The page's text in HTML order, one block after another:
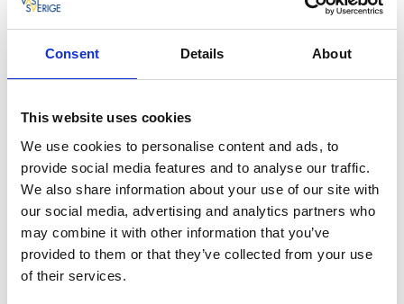
Consent Details About
This website uses cookies
We use cookies to personalise content and ads, to
provide social media features and to analyse our traffic.
We also share information about your use of our site with
our social media, advertising and analytics partners who
may combine it with other information that you’ve
provided to them or that they’ve collected from your use
of their services.
Solen och vinden, nederbörd och dagljus är sådant
man tänker på som vinterpaddlare.Har vi
säkerhetsutrustning, inkl extra allt, så kan det bli hur
bra som helst under några timmar.
Det är tomt och tyst bland öarna, vädret får
bestämma och vi njuter av vad som bjuds. Allt är bra,
vi har tillräckligt med värme till och med i händer och
fötter. Att paddlar nära varandra och göra kloka
vägval är självklarheter.
Sälarna verkar gilla vårt sällskap mer än fåglarna, de
blir överraskade och flyr medan sälarna följer med
oss en bit ibland. Klippornas kraftfullhet, den vackra